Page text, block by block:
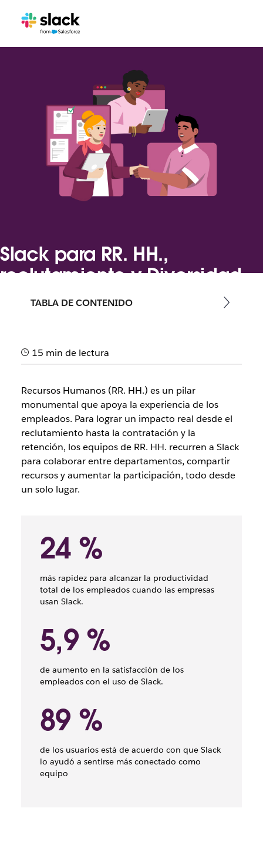
Slack para RR. HH.,
reclutamiento y Diversidad,
Equidad e Inclusión
los empleados nuevos y antiguos demuestren su
TABLA DE CONTENIDO
15 min de lectura
Recursos Humanos (RR. HH.) es un pilar
monumental que apoya la experiencia de los
empleados. Para lograr un impacto real desde el
reclutamiento hasta la contratación y la
retención, los equipos de RR. HH. recurren a Slack
para colaborar entre departamentos, compartir
recursos y aumentar la participación, todo desde
un solo lugar.
24 %
más rapidez para alcanzar la productividad
total de los empleados cuando las empresas
usan Slack.
5,9 %
de aumento en la satisfacción de los
empleados con el uso de Slack.
89 %
de los usuarios está de acuerdo con que Slack
lo ayudó a sentirse más conectado como
equipo